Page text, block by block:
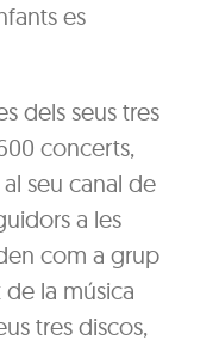
es
dels seus tres
concerts,
seu canal de
a les
com a grup
la música
tres discos,